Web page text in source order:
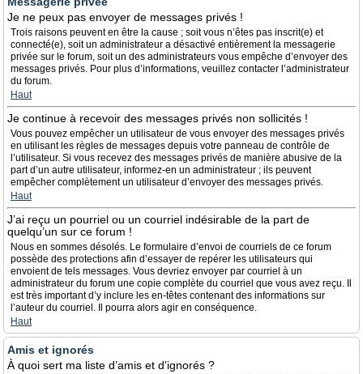
Je ne peux pas envoyer de messages privés !
Trois raisons peuvent en être la cause ; soit vous n’êtes pas inscrit(e) et
connecté(e), soit un administrateur a désactivé entièrement la messagerie
privée sur le forum, soit un des administrateurs vous empêche d’envoyer des
messages privés. Pour plus d’informations, veuillez contacter l’administrateur
du forum.
Haut
Je continue à recevoir des messages privés non sollicités !
Vous pouvez empêcher un utilisateur de vous envoyer des messages privés
en utilisant les règles de messages depuis votre panneau de contrôle de
l’utilisateur. Si vous recevez des messages privés de manière abusive de la
part d’un autre utilisateur, informez-en un administrateur ; ils peuvent
empêcher complètement un utilisateur d’envoyer des messages privés.
Haut
J’ai reçu un pourriel ou un courriel indésirable de la part de
quelqu’un sur ce forum !
Nous en sommes désolés. Le formulaire d’envoi de courriels de ce forum
possède des protections afin d’essayer de repérer les utilisateurs qui
envoient de tels messages. Vous devriez envoyer par courriel à un
administrateur du forum une copie complète du courriel que vous avez reçu. Il
est très important d’y inclure les en-têtes contenant des informations sur
l’auteur du courriel. Il pourra alors agir en conséquence.
Haut
Amis et ignorés
À quoi sert ma liste d’amis et d’ignorés ?